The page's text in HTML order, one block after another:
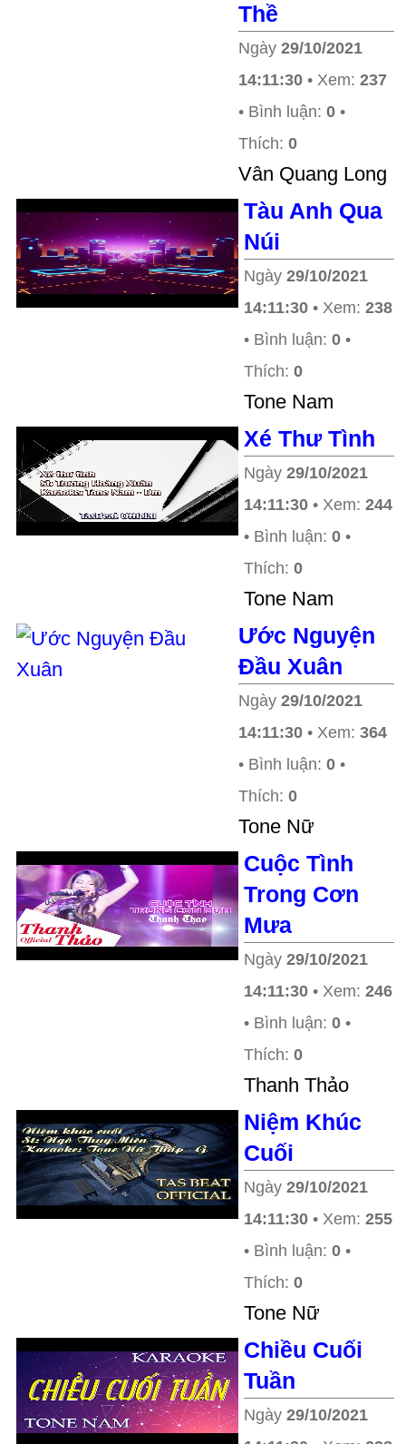
Thề
Ngày 29/10/2021
14:11:30 • Xem: 237
• Bình luận: 0 •
Thích: 0
Vân Quang Long
Tàu Anh Qua
Núi
Ngày 29/10/2021
14:11:30 • Xem: 238
• Bình luận: 0 •
Thích: 0
Tone Nam
Xé Thư Tình
Ngày 29/10/2021
14:11:30 • Xem: 244
• Bình luận: 0 •
Thích: 0
Tone Nam
Ước Nguyện
Đầu Xuân
Ngày 29/10/2021
14:11:30 • Xem: 364
• Bình luận: 0 •
Thích: 0
Tone Nữ
Cuộc Tình
Trong Cơn
Mưa
Ngày 29/10/2021
14:11:30 • Xem: 246
• Bình luận: 0 •
Thích: 0
Thanh Thảo
Niệm Khúc
Cuối
Ngày 29/10/2021
14:11:30 • Xem: 255
• Bình luận: 0 •
Thích: 0
Tone Nữ
Chiều Cuối
Tuần
Ngày 29/10/2021